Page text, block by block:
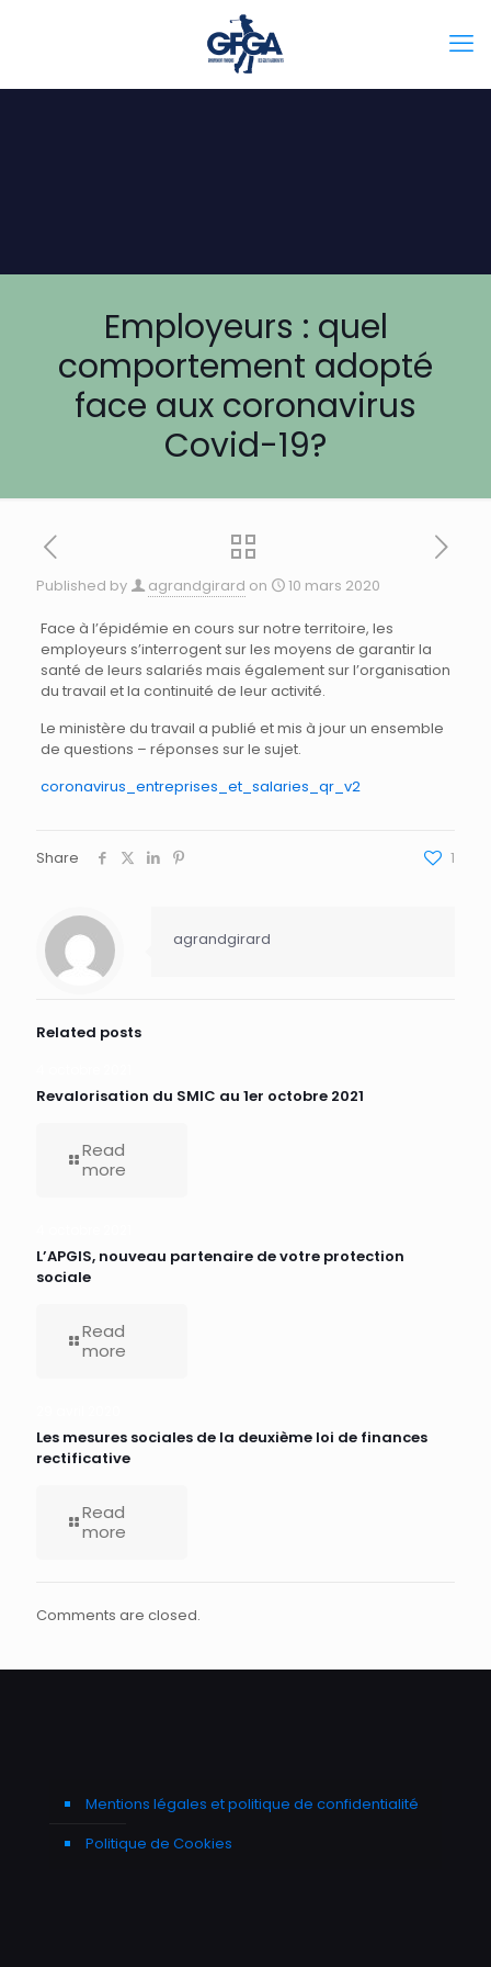
Employeurs : quel
comportement adopté
face aux coronavirus
Covid-19?
Published by agrandgirard on 10 mars 2020
Face à l’épidémie en cours sur notre territoire, les
employeurs s’interrogent sur les moyens de garantir la
santé de leurs salariés mais également sur l’organisation
du travail et la continuité de leur activité.
Le ministère du travail a publié et mis à jour un ensemble
de questions – réponses sur le sujet.
coronavirus_entreprises_et_salaries_qr_v2
Share 1
agrandgirard
Related posts
Revalorisation du SMIC au 1er octobre 2021
Read
more
L’APGIS, nouveau partenaire de votre protection
sociale
Read
more
Les mesures sociales de la deuxième loi de finances
rectificative
Read
more
Comments are closed.
Mentions légales et politique de confidentialité
Politique de Cookies